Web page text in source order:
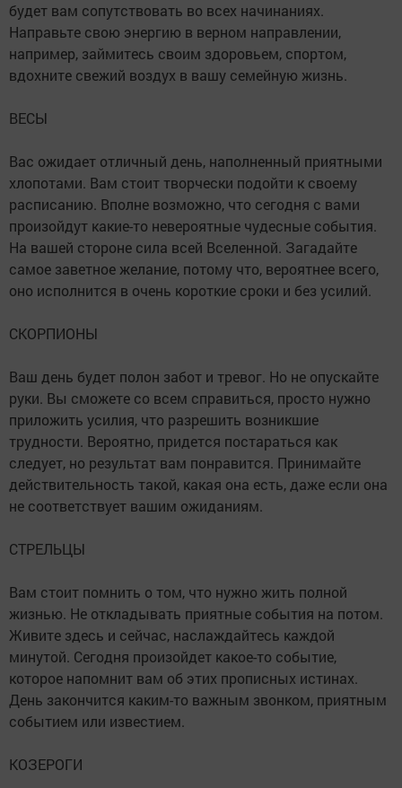
будет вам сопутствовать во всех начинаниях.
Направьте свою энергию в верном направлении,
например, займитесь своим здоровьем, спортом,
вдохните свежий воздух в вашу семейную жизнь.
ВЕСЫ
Вас ожидает отличный день, наполненный приятными
хлопотами. Вам стоит творчески подойти к своему
расписанию. Вполне возможно, что сегодня с вами
произойдут какие-то невероятные чудесные события.
На вашей стороне сила всей Вселенной. Загадайте
самое заветное желание, потому что, вероятнее всего,
оно исполнится в очень короткие сроки и без усилий.
СКОРПИОНЫ
Ваш день будет полон забот и тревог. Но не опускайте
руки. Вы сможете со всем справиться, просто нужно
приложить усилия, что разрешить возникшие
трудности. Вероятно, придется постараться как
следует, но результат вам понравится. Принимайте
действительность такой, какая она есть, даже если она
не соответствует вашим ожиданиям.
СТРЕЛЬЦЫ
Вам стоит помнить о том, что нужно жить полной
жизнью. Не откладывать приятные события на потом.
Живите здесь и сейчас, наслаждайтесь каждой
минутой. Сегодня произойдет какое-то событие,
которое напомнит вам об этих прописных истинах.
День закончится каким-то важным звонком, приятным
событием или известием.
КОЗЕРОГИ